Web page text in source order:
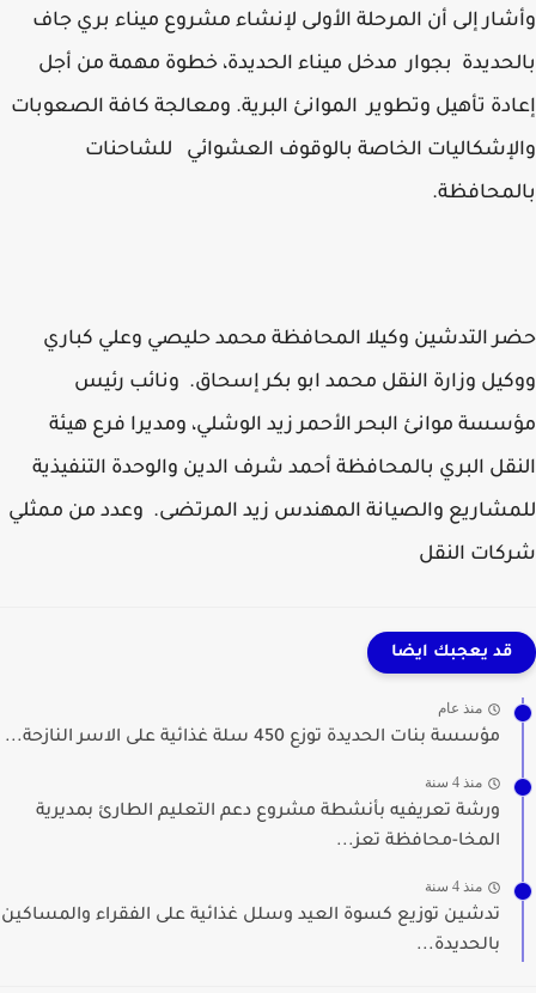
إلى أن المرحلة الأولى لإنشاء مشروع ميناء بري جاف
بجوار مدخل ميناء الحديدة، خطوة مهمة من أجل
تأهيل وتطوير الموانئ البرية. ومعالجة كافة الصعوبات
الخاصة بالوقوف العشوائي للشاحنات
التدشين وكيلا المحافظة محمد حليصي وعلي كباري
وزارة النقل محمد ابو بكر إسحاق. ونائب رئيس
موانئ البحر الأحمر زيد الوشلي، ومديرا فرع هيئة
البري بالمحافظة أحمد شرف الدين والوحدة التنفيذية
والصيانة المهندس زيد المرتضى. وعدد من ممثلي
النقل
قد يعجبك ايضا
منذ عام
مؤسسة بنات الحديدة توزع 450 سلة غذائية على الاسر النازحة...
منذ 4 سنة
ورشة تعريفيه بأنشطة مشروع دعم التعليم الطارئ بمديرية
المخا-محافظة تعز...
منذ 4 سنة
تدشين توزيع كسوة العيد وسلل غذائية على الفقراء والمساكين
بالحديدة...